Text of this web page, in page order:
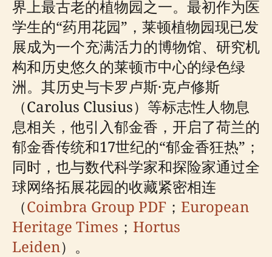
界上最古老的植物园之一。最初作为医
学生的“药用花园”，莱顿植物园现已发
展成为一个充满活力的博物馆、研究机
构和历史悠久的莱顿市中心的绿色绿
洲。其历史与卡罗卢斯·克卢修斯
（Carolus Clusius）等标志性人物息
息相关，他引入郁金香，开启了荷兰的
郁金香传统和17世纪的“郁金香狂热”；
同时，也与数代科学家和探险家通过全
球网络拓展花园的收藏紧密相连
（Coimbra Group PDF ； European
Heritage Times ； Hortus
Leiden）。